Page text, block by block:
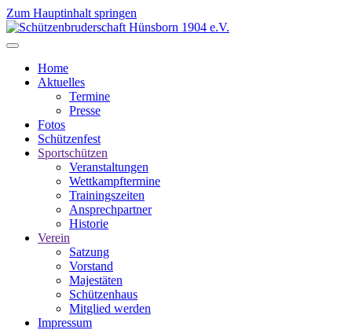
Zum Hauptinhalt springen
Home
Aktuelles
Termine
Presse
Fotos
Schützenfest
Sportschützen
Veranstaltungen
Wettkampftermine
Trainingszeiten
Ansprechpartner
Historie
Verein
Satzung
Vorstand
Majestäten
Schützenhaus
Mitglied werden
Impressum